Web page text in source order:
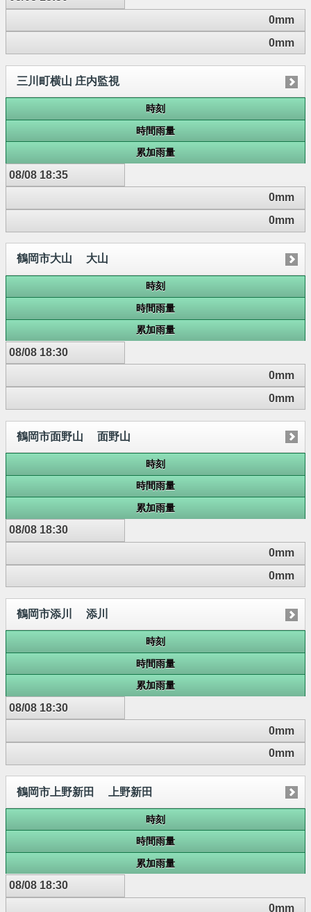
0mm
0mm
三川町横山 庄内監視
時刻
時間雨量
累加雨量
08/08 18:35
0mm
0mm
鶴岡市大山 大山
時刻
時間雨量
累加雨量
08/08 18:30
0mm
0mm
鶴岡市面野山 面野山
時刻
時間雨量
累加雨量
08/08 18:30
0mm
0mm
鶴岡市添川 添川
時刻
時間雨量
累加雨量
08/08 18:30
0mm
0mm
鶴岡市上野新田 上野新田
時刻
時間雨量
累加雨量
08/08 18:30
0mm